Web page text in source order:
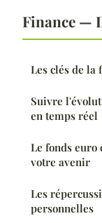
Finance —
Les clés de
Suivre
en temps réel
Le fonds euro
votre avenir
Les
personnelles